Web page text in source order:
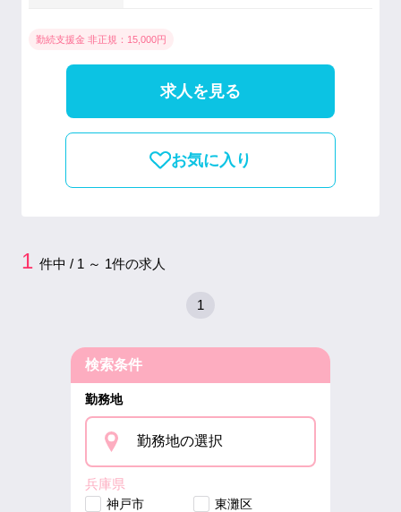
勤続支援金 非正規：15,000円
求人を見る
お気に入り
1 件中 / 1 ～ 1件の求人
1
検索条件
勤務地
勤務地の選択
兵庫県
神戸市
東灘区